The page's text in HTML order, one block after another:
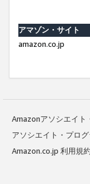
アマゾン・サイト
amazon.co.jp
Amazonアソシエイト
アソシエイト・プロ
Amazon.co.jp 利用規約